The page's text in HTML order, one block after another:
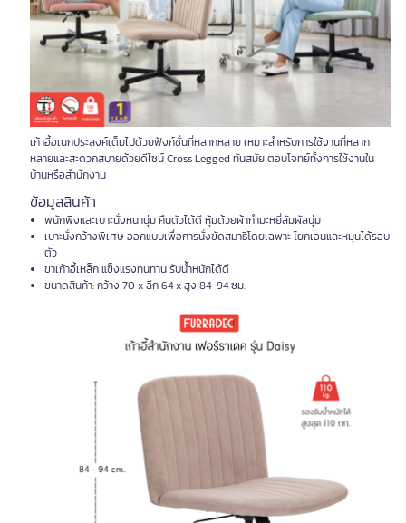
เก้าอี้อเนกประสงค์เต็มไปด้วยฟังก์ชั่นที่หลากหลาย เหมาะสำหรับการใช้งานที่หลาก
หลายและสะดวกสบายด้วยดีไซน์ Cross Legged ทันสมัย ตอบโจทย์ทั้งการใช้งานใน
บ้านหรือสำนักงาน
ข้อมูลสินค้า
พนักพิงและเบาะนั่งหนานุ่ม คืนตัวได้ดี หุ้มด้วยผ้ากำมะหยี่สัมผัสนุ่ม
เบาะนั่งกว้างพิเศษ ออกแบบเพื่อการนั่งขัดสมาธิโดยเฉพาะ โยกเอนและหมุนได้รอบ
ตัว
ขาเก้าอี้เหล็ก แข็งแรงทนทาน รับน้ำหนักได้ดี
ขนาดสินค้า: กว้าง 70 x ลึก 64 x สูง 84-94 ซม.